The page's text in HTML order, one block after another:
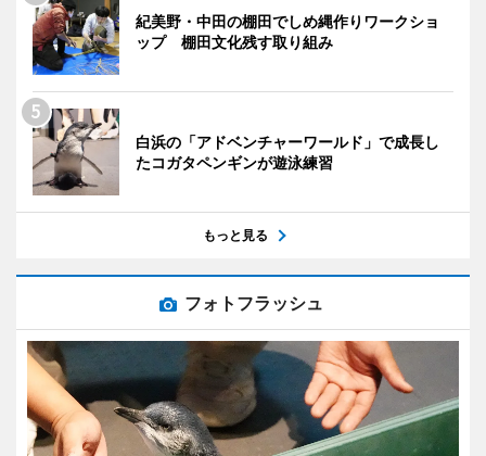
紀美野・中田の棚田でしめ縄作りワークショ
ップ 棚田文化残す取り組み
白浜の「アドベンチャーワールド」で成長し
たコガタペンギンが遊泳練習
もっと見る
フォトフラッシュ